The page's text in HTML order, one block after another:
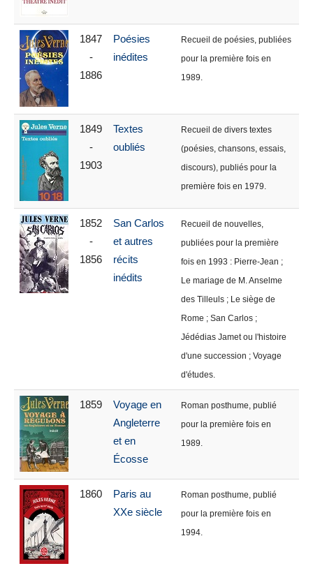
1847
-
1886
Poésies
inédites
Recueil de poésies, publiées
pour la première fois en
1989.
1849
-
1903
Textes
oubliés
Recueil de divers textes
(poésies, chansons, essais,
discours), publiés pour la
première fois en 1979.
1852
-
1856
San Carlos
et autres
récits
inédits
Recueil de nouvelles,
publiées pour la première
fois en 1993 : Pierre-Jean ;
Le mariage de M. Anselme
des Tilleuls ; Le siège de
Rome ; San Carlos ;
Jédédias Jamet ou l'histoire
d'une succession ; Voyage
d'études.
1859
Voyage en
Angleterre
et en
Écosse
Roman posthume, publié
pour la première fois en
1989.
1860
Paris au
XXe siècle
Roman posthume, publié
pour la première fois en
1994.